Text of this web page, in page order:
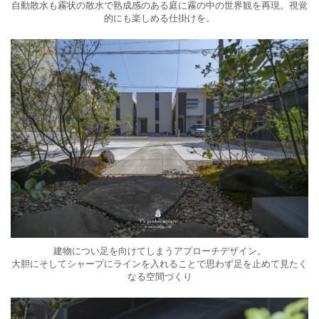
自動散水も霧状の散水で熟成感のある庭に霧の中の世界観を再現。視覚
的にも楽しめる仕掛けを。
建物につい足を向けてしまうアプローチデザイン。
大胆にそしてシャープにラインを入れることで思わず足を止めて見たく
なる空間づくり